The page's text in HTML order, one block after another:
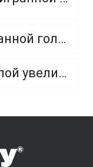
Болт с шестигранной головкой, неполная резьба, класс прочности 10.9 и 12.9
Болт с полукруглой увеличенной головкой и усом класса точности C (мебельный)